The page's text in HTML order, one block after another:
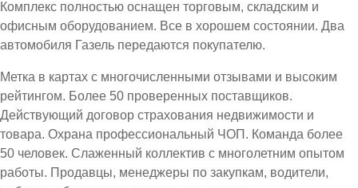
Комплекс полностью оснащен торговым, складским и
офисным оборудованием. Все в хорошем состоянии. Два
автомобиля Газель передаются покупателю.
Метка в картах с многочисленными отзывами и высоким
рейтингом. Более 50 проверенных поставщиков.
Действующий договор страхования недвижимости и
товара. Охрана профессиональный ЧОП. Команда более
50 человек. Слаженный коллектив с многолетним опытом
работы. Продавцы, менеджеры по закупкам, водители,